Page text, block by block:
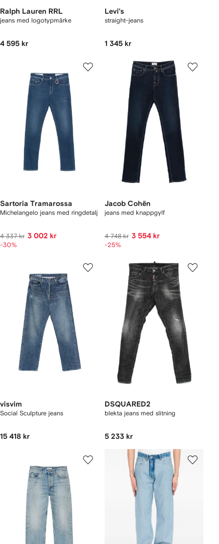
Ralph Lauren RRL
jeans med logotypmärke
4 595 kr
Levi's
straight-jeans
1 345 kr
Sartoria Tramarossa
Michelangelo jeans med ringdetalj
4 337 kr 3 002 kr
-30%
Jacob Cohën
jeans med knappgylf
4 748 kr 3 554 kr
-25%
visvim
Social Sculpture jeans
15 418 kr
DSQUARED2
blekta jeans med slitning
5 233 kr